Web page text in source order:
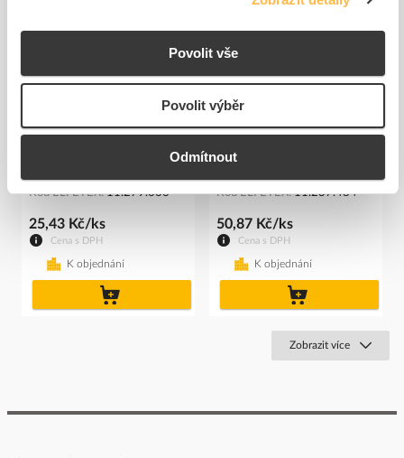
Povolit vše
Povolit výběr
Odmítnout
SIEMENS Štítek 3SU1900-
Kód ELFETEX 11.279.666
Cena s DPH
25,43 Kč/ks
K objednání
SIEMENS Držák 3SU1500-
Kód ELFETEX 11.237.484
Cena s DPH
50,87 Kč/ks
K objednání
Zobrazit více